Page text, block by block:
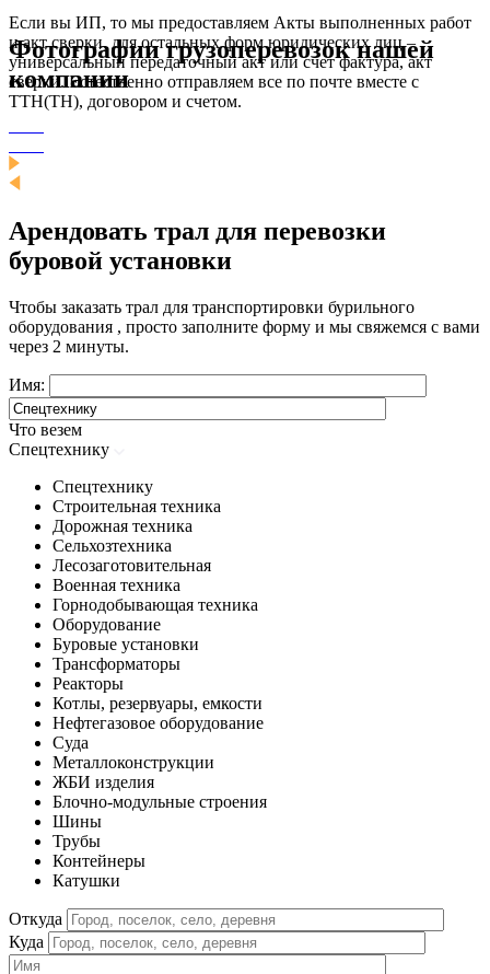
Если вы ИП, то мы предоставляем Акты выполненных работ
и акт сверки, для остальных форм юридических лиц –
универсальный передаточный акт или счет фактура, акт
сверки. Естественно отправляем все по почте вместе с
ТТН(ТН), договором и счетом.
Фотографии грузоперевозок нашей
компании
Арендовать трал для перевозки
буровой установки
Чтобы заказать трал для транспортировки бурильного
оборудования , просто заполните форму и мы свяжемся с вами
через 2 минуты.
Имя:
Что везем
Спецтехнику
Спецтехнику
Строительная техника
Дорожная техника
Сельхозтехника
Лесозаготовительная
Военная техника
Горнодобывающая техника
Оборудование
Буровые установки
Трансформаторы
Реакторы
Котлы, резервуары, емкости
Нефтегазовое оборудование
Cуда
Металлоконструкции
ЖБИ изделия
Блочно-модульные строения
Шины
Трубы
Контейнеры
Катушки
Откуда
Куда